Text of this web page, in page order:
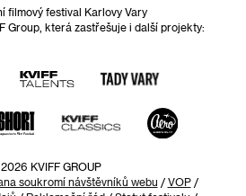
filmový festival Karlovy Vary
Group, která zastřešuje i další projekty:
KVIFF GROUP
soukromí návštěvníků webu / VOP/